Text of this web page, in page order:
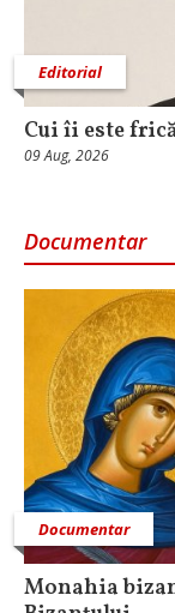
Editorial
Cui îi este
09 Aug, 2026
Documentar
Documentar
Monahia